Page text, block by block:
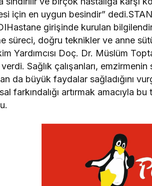
için en uygun besindir”
girişinde kurulan
süreci, doğru teknikler ve anne
Yardımcısı Doç. Dr. Müslüm
Sağlık çalışanları,
da büyük faydalar sağladığını
farkındalığı artırmak amacıyla